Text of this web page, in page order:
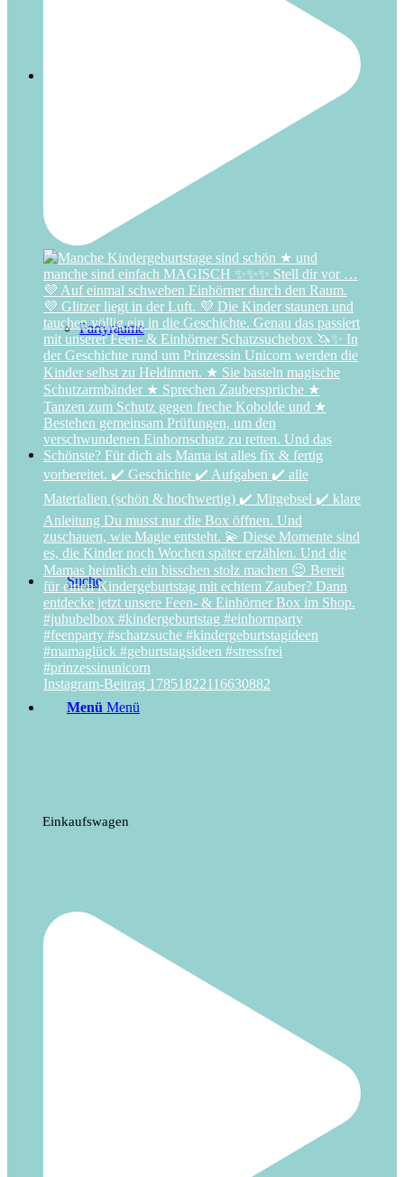
Partyräume
Suche
Menü Menü
Einkaufswagen
Instagram-Beitrag 17851822116630882